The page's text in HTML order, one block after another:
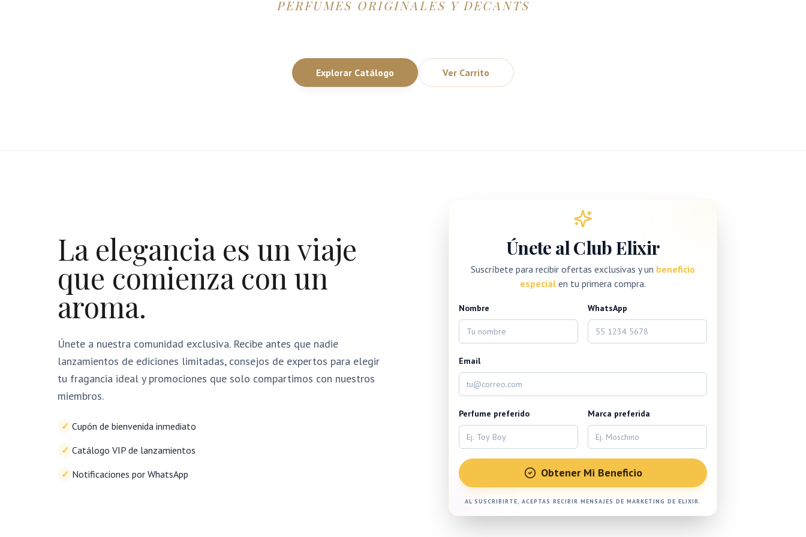
PERFUMES ORIGINALES Y DECANTS
Explorar Catálogo Ver Carrito
La elegancia es un viaje
que comienza con un
aroma.
Únete a nuestra comunidad exclusiva. Recibe antes que nadie
lanzamientos de ediciones limitadas, consejos de expertos para elegir
tu fragancia ideal y promociones que solo compartimos con nuestros
miembros.
✓ Cupón de bienvenida inmediato
✓ Catálogo VIP de lanzamientos
✓ Notificaciones por WhatsApp
Únete al Club Elixir
Suscríbete para recibir ofertas exclusivas y un beneficio
especial en tu primera compra.
Nombre WhatsApp
Email
Perfume preferido Marca preferida
Obtener Mi Beneficio
AL SUSCRIBIRTE, ACEPTAS RECIBIR MENSAJES DE MARKETING DE ELIXIR.